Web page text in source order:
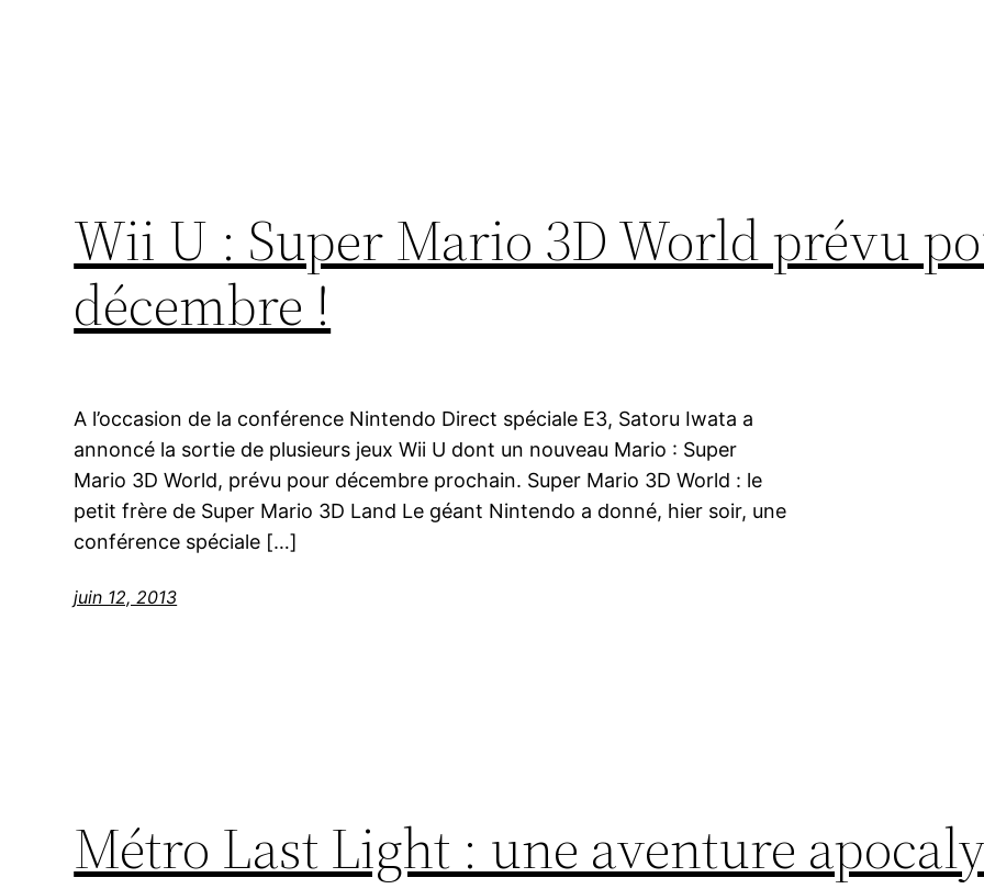
Wii U : Super Mario 3D World prévu
décembre !
A l’occasion de la conférence Nintendo Direct spéciale E3, Satoru Iwata a
annoncé la sortie de plusieurs jeux Wii U dont un nouveau Mario : Super
Mario 3D World, prévu pour décembre prochain. Super Mario 3D World : le
petit frère de Super Mario 3D Land Le géant Nintendo a donné, hier soir, une
conférence spéciale […]
juin 12, 2013
Métro Last Light : une aventure